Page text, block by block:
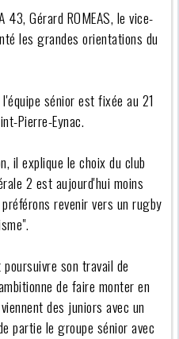
43, Gérard ROMEAS, le vice-
les grandes orientations du
sénior est fixée au 21
Pierre-Eynac.
il explique le choix du club
2 est aujourd'hui moins
revenir vers un rugby
son travail de
de faire monter en
des juniors avec un
partie le groupe sénior avec